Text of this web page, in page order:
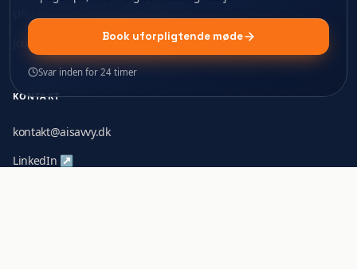
Journal — indsigter & guides
KONTAKT
kontakt@aisavvy.dk
LinkedIn ↗
Book uforpligtende møde
Svar inden for 24 timer